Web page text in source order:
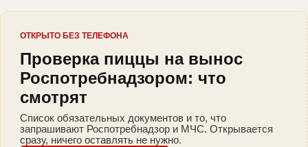
ОТКРЫТО БЕЗ ТЕЛЕФОНА
Проверка пиццы на вынос
Роспотребнадзором: что
смотрят
Список обязательных документов и то, что
запрашивают Роспотребнадзор и МЧС. Открывается
сразу, ничего оставлять не нужно.